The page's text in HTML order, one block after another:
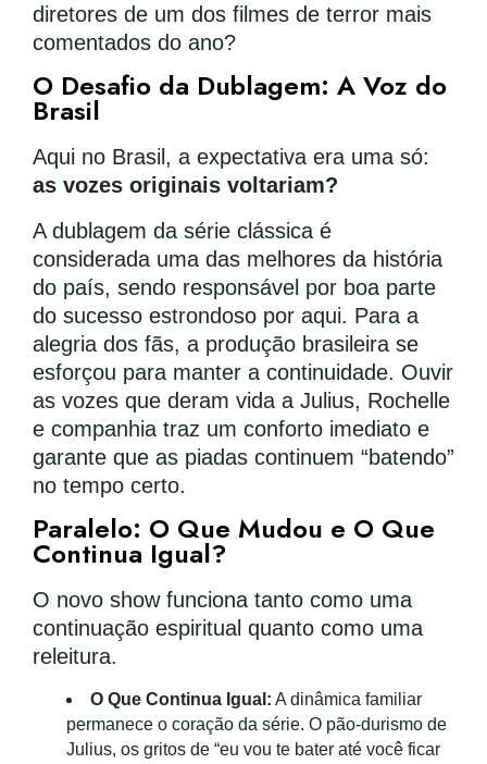
diretores de um dos filmes de terror mais
comentados do ano?
O Desafio da Dublagem: A Voz do
Brasil
Aqui no Brasil, a expectativa era uma só:
as vozes originais voltariam?
A dublagem da série clássica é
considerada uma das melhores da história
do país, sendo responsável por boa parte
do sucesso estrondoso por aqui. Para a
alegria dos fãs, a produção brasileira se
esforçou para manter a continuidade. Ouvir
as vozes que deram vida a Julius, Rochelle
e companhia traz um conforto imediato e
garante que as piadas continuem “batendo”
no tempo certo.
Paralelo: O Que Mudou e O Que
Continua Igual?
O novo show funciona tanto como uma
continuação espiritual quanto como uma
releitura.
O Que Continua Igual: A dinâmica familiar
permanece o coração da série. O pão-durismo de
Julius, os gritos de “eu vou te bater até você ficar